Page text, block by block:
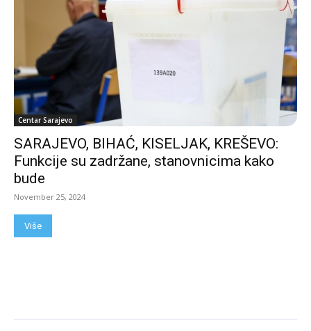
Centar Sarajevo
SARAJEVO, BIHAĆ, KISELJAK, KREŠEVO:
Funkcije su zadržane, stanovnicima kako
bude
November 25, 2024
Više